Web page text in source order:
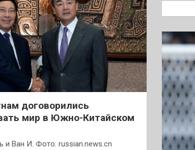
договорились
мир в Южно-Китайском
и Ван И. Фото: russian.news.cn
к